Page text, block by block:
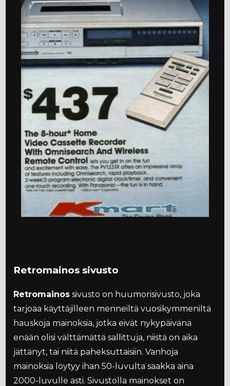
Retromainos sivusto
Retromainos sivusto on huumorisivusto, joka
tarjoaa käyttäjilleen menneiltä vuosikymmeniltä
hauskoja mainoksia, jotka eivät nykypäivänä
enään olisi välttämättä sallittuja, niistä on aika
jättänyt, tai niitä paheksuttaisiin. Vanhoja
mainoksia löytyy ihan 50-luvulta saakka aina
2000-luvulle asti. Sivustolla mainokset on